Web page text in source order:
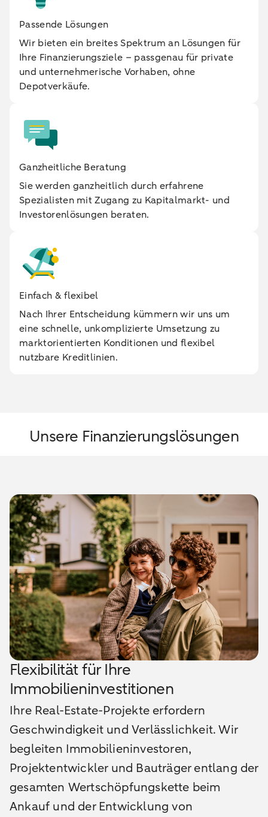
Passende Lösungen
Wir bieten ein breites Spektrum an Lösungen für
Ihre Finanzierungsziele – passgenau für private
und unternehmerische Vorhaben, ohne
Depotverkäufe.
Ganzheitliche Beratung
Sie werden ganzheitlich durch erfahrene
Spezialisten mit Zugang zu Kapitalmarkt- und
Investorenlösungen beraten.
Einfach & flexibel
Nach Ihrer Entscheidung kümmern wir uns um
eine schnelle, unkomplizierte Umsetzung zu
marktorientierten Konditionen und flexibel
nutzbare Kreditlinien.
Unsere Finanzierungslösungen
Flexibilität für Ihre
Immobilieninvestitionen
Ihre Real-Estate-Projekte erfordern
Geschwindigkeit und Verlässlichkeit. Wir
begleiten Immobilieninvestoren,
Projektentwickler und Bauträger entlang der
gesamten Wertschöpfungskette beim
Ankauf und der Entwicklung von